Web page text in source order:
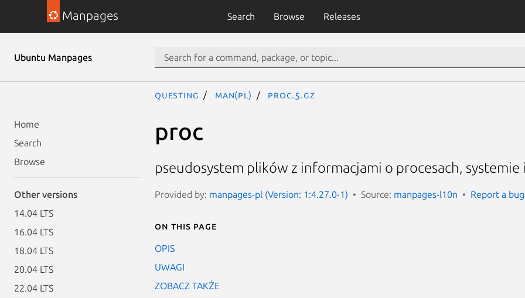
Manpages Search Browse Releases
Ubuntu Manpages
Home
Search
Browse
Other versions
14.04 LTS
16.04 LTS
18.04 LTS
20.04 LTS
22.04 LTS
questing man(pl) proc.5.gz
proc
pseudosystem plików z informacjami o procesach, systemie
Provided by: manpages-pl (Version: 1:4.27.0-1) Source: manpages-l10n Report a bug
On this page
OPIS
UWAGI
ZOBACZ TAKŻE